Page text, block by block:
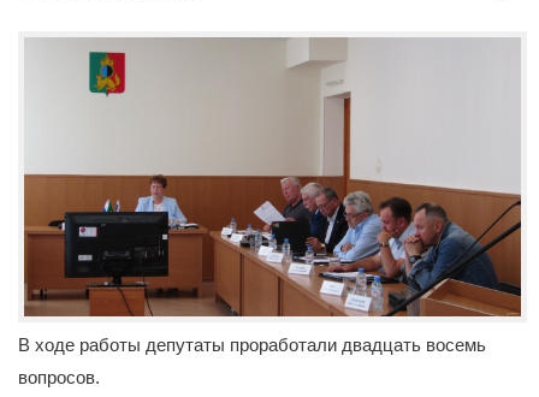
В ходе работы депутаты проработали двадцать восемь
вопросов.